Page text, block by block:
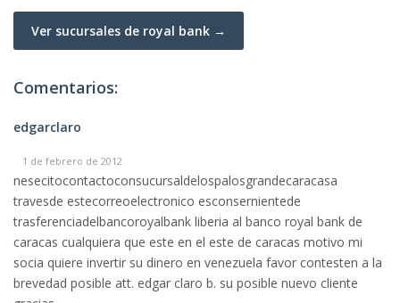
Ver sucursales de royal bank →
Comentarios:
edgarclaro
1 de febrero de 2012
nesecitocontactoconsucursaldelospalosgrandecaracasa
travesde estecorreoelectronico esconsernientede
trasferenciadelbancoroyalbank liberia al banco royal bank de
caracas cualquiera que este en el este de caracas motivo mi
socia quiere invertir su dinero en venezuela favor contesten a la
brevedad posible att. edgar claro b. su posible nuevo cliente